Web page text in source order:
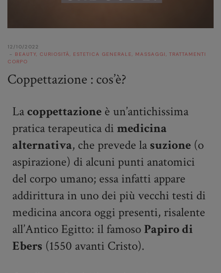
12/10/2022
BEAUTY, CURIOSITÀ, ESTETICA GENERALE, MASSAGGI, TRATTAMENTI
CORPO
Coppettazione : cos’è?
Lacoppettazione è un’antichissima
pratica terapeutica di medicina
alternativa, che prevede la suzione (o
aspirazione) di alcuni punti anatomici
del corpo umano; essa infatti appare
addirittura in uno dei più vecchi testi di
medicina ancora oggi presenti, risalente
all’Antico Egitto: il famosoPapiro di
Ebers (1550 avanti Cristo).